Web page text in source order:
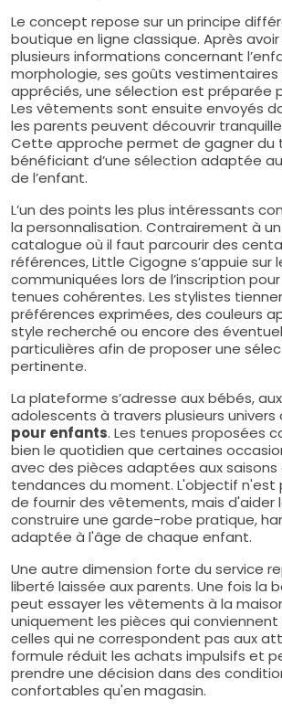
Le concept repose sur un principe
boutique en ligne classique. Après
plusieurs informations concernant
morphologie, ses goûts
appréciés, une sélection est préparée
Les vêtements sont ensuite envoyés
les parents peuvent découvrir
Cette approche permet de gagner du
bénéficiant d’une sélection adaptée
de l’enfant.
L’un des points les plus intéressants
la personnalisation. Contrairement à
catalogue où il faut parcourir des
références, Little Cigogne s’appuie sur
communiquées lors de l’inscription
tenues cohérentes. Les stylistes
préférences exprimées, des couleurs
style recherché ou encore des
particulières afin de proposer une
pertinente.
La plateforme s’adresse aux bébés,
adolescents à travers plusieurs univers
pour enfants. Les tenues proposées
bien le quotidien que certaines
avec des pièces adaptées aux saisons
tendances du moment. L'objectif n'est
de fournir des vêtements, mais d'aider
construire une garde-robe pratique,
adaptée à l'âge de chaque enfant.
Une autre dimension forte du service
liberté laissée aux parents. Une fois la
peut essayer les vêtements à la
uniquement les pièces qui
celles qui ne correspondent pas aux
formule réduit les achats impulsifs et
prendre une décision dans des
confortables qu'en magasin.